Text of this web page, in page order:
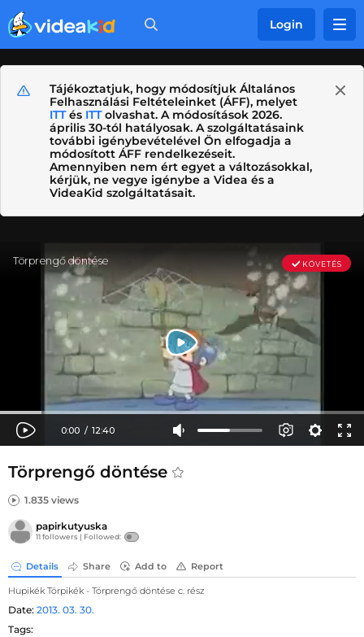
Login
Tájékoztatjuk, hogy módosítjuk Általános
Felhasználási Feltételeinket (ÁFF), melyet
ITTés ITTolvashat. A módosítások 2026.
április 30-tól hatályosak. A szolgáltatásaink
további igénybevételével Ön elfogadja a
módosított ÁFF rendelkezéseit.
Amennyiben nem ért egyet a változásokkal,
kérjük, ne vegye igénybe a Videa és a
VideaKid szolgáltatásait.
Törprengő döntése
1.835 views
papirkutyuska
11 followers | Followed:
Details Share Add to Report
Hupikék Törpikék - Törprengő döntése c. rész
Date: 2013. 03. 30.
Tags: